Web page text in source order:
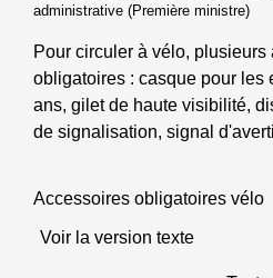
administrative (Première ministre)
Pour circuler à vélo, plusieurs
obligatoires : casque pour les
ans, gilet de haute visibilité,
de signalisation, signal
Accessoires obligatoires vélo
Voir la version texte